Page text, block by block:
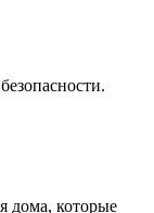
дома, которые